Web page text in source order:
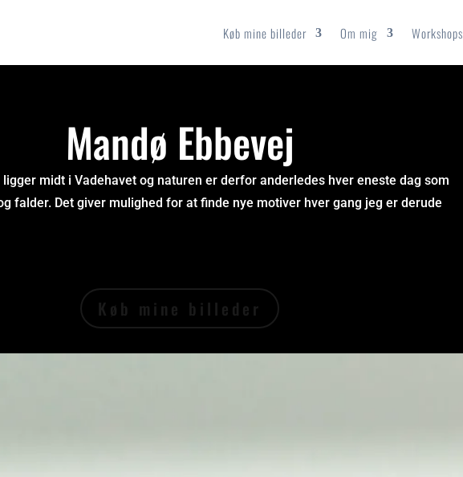
Køb mine billeder Om mig Workshops
Mandø Ebbevej
ligger midt i Vadehavet og naturen er derfor anderledes hver eneste dag som
falder. Det giver mulighed for at finde nye motiver hver gang jeg er derude
Køb mine billeder